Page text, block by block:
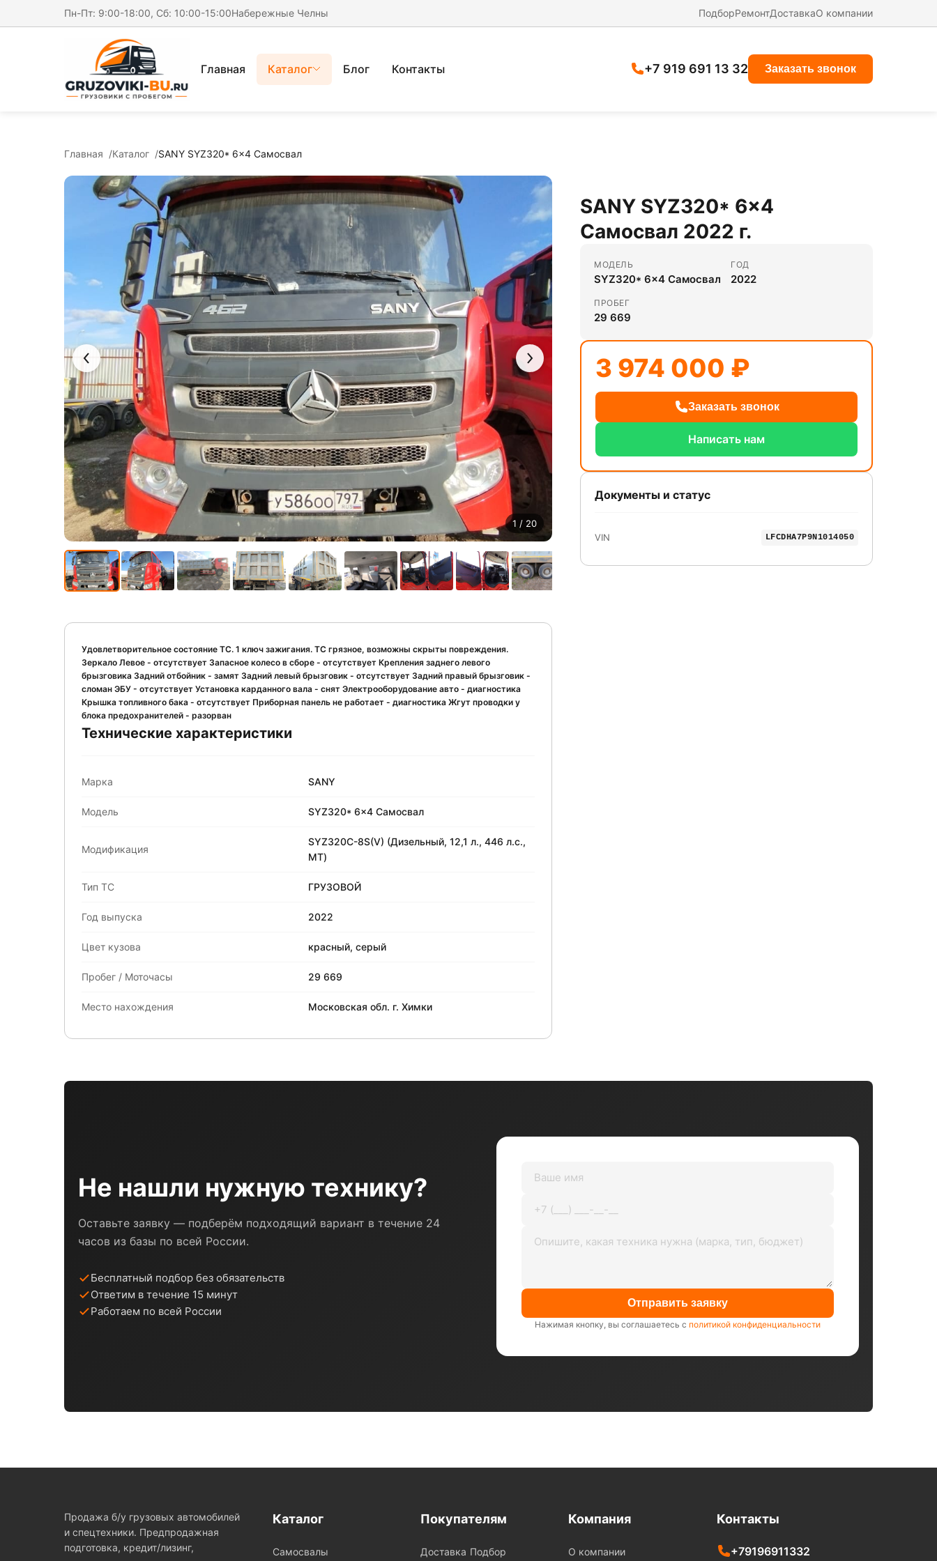
Пн-Пт: 9:00-18:00, Сб: 10:00-15:00Набережные Челны ПодборРемонтДоставкаО компании
Главная Каталог Блог Контакты +7 919 691 13 32 Заказать звонок
Главная Каталог SANY SYZ320* 6x4 Самосвал
1 / 20
Удовлетворительное состояние ТС. 1 ключ зажигания. ТС грязное, возможны скрыты повреждения.
Зеркало Левое - отсутствует Запасное колесо в сборе - отсутствует Крепления заднего левого
брызговика Задний отбойник - замят Задний левый брызговик - отсутствует Задний правый брызговик -
сломан ЭБУ - отсутствует Установка карданного вала - снят Электрооборудование авто - диагностика
Крышка топливного бака - отсутствует Приборная панель не работает - диагностика Жгут проводки у
блока предохранителей - разорван
Технические характеристики
Марка SANY
Модель SYZ320* 6x4 Самосвал
Модификация
SYZ320C-8S(V) (Дизельный, 12,1 л., 446 л.с.,
МТ)
Тип ТС ГРУЗОВОЙ
Год выпуска 2022
Цвет кузова красный, серый
Пробег / Моточасы 29 669
Место нахождения Московская обл. г. Химки
SANY SYZ320* 6x4
Самосвал 2022 г.
МОДЕЛЬ
SYZ320* 6x4 Самосвал
ГОД
2022
ПРОБЕГ
29 669
3 974 000 ₽
Заказать звонок
Написать нам
Документы и статус
VIN LFCDHA7P9N1014050
Не нашли нужную технику?
Оставьте заявку — подберём подходящий вариант в течение 24
часов из базы по всей России.
Бесплатный подбор без обязательств
Ответим в течение 15 минут
Работаем по всей России
Отправить заявку
Нажимая кнопку, вы соглашаетесь с политикой конфиденциальности
Продажа б/у грузовых автомобилей
и спецтехники. Предпродажная
подготовка, кредит/лизинг,
Каталог
Самосвалы
Покупателям
Доставка Подбор
Компания
О компании
Контакты
+79196911332